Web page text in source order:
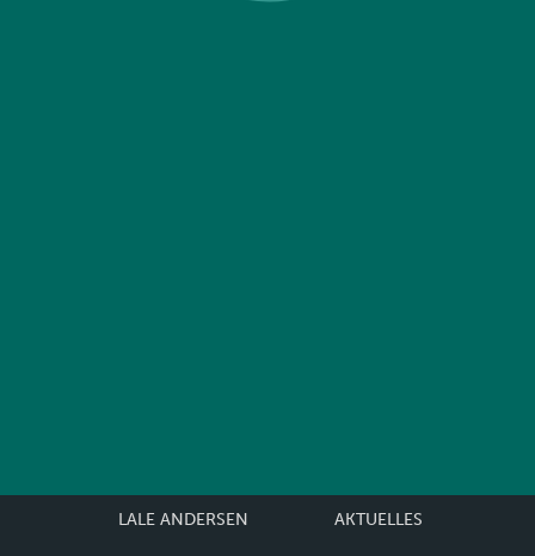
LALE ANDERSEN AKTUELLES